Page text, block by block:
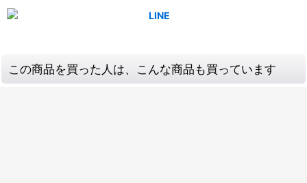
この商品を買った人は、こんな商品も買っています